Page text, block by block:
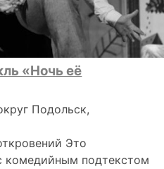
«Ночь её
Подольск,
Это
комедийным подтекстом